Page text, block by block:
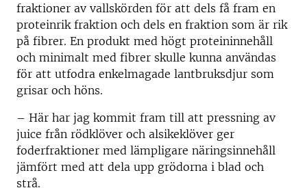
fraktioner av vallskörden för att dels få fram en
proteinrik fraktion och dels en fraktion som är rik
på fibrer. En produkt med högt proteininnehåll
och minimalt med fibrer skulle kunna användas
för att utfodra enkelmagade lantbruksdjur som
grisar och höns.
– Här har jag kommit fram till att pressning av
juice från rödklöver och alsikeklöver ger
foderfraktioner med lämpligare näringsinnehåll
jämfört med att dela upp grödorna i blad och
strå.